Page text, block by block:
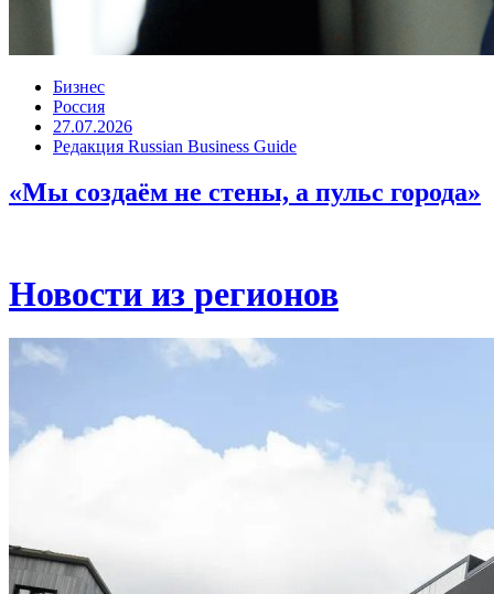
Бизнес
Россия
27.07.2026
Редакция Russian Business Guide
«Мы создаём не стены, а пульс города»
Новости из регионов